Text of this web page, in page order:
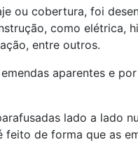
ou cobertura, foi
como elétrica,
entre outros.
aparentes e
lado a lado
feito de forma que as